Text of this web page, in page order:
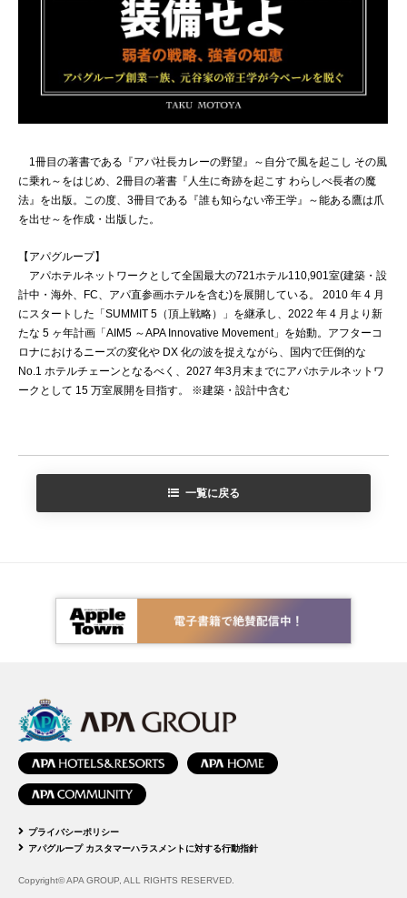
1冊目の著書である『アパ社長カレーの野望』～自分で風を起こし その風
に乗れ～をはじめ、2冊目の著書『人生に奇跡を起こす わらしべ長者の魔
法』を出版。この度、3冊目である『誰も知らない帝王学』～能ある鷹は爪
を出せ～を作成・出版した。
【アパグループ】
アパホテルネットワークとして全国最大の721ホテル110,901室(建築・設
計中・海外、FC、アパ直参画ホテルを含む)を展開している。 2010 年 4 月
にスタートした「SUMMIT 5（頂上戦略）」を継承し、2022 年 4 月より新
たな 5 ヶ年計画「AIM5 ～APA Innovative Movement」を始動。アフターコ
ロナにおけるニーズの変化や DX 化の波を捉えながら、国内で圧倒的な
No.1 ホテルチェーンとなるべく、2027 年3月末までにアパホテルネットワ
ークとして 15 万室展開を目指す。 ※建築・設計中含む
一覧に戻る
プライバシーポリシー
アパグループ カスタマーハラスメントに対する行動指針
Copyright© APA GROUP, ALL RIGHTS RESERVED.